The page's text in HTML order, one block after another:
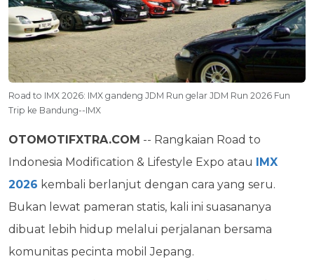
Road to IMX 2026: IMX gandeng JDM Run gelar JDM Run 2026 Fun
Trip ke Bandung--IMX
OTOMOTIFXTRA.COM -- Rangkaian Road to
Indonesia Modification & Lifestyle Expo atau
IMX
2026 kembali berlanjut dengan cara yang seru.
Bukan lewat pameran statis, kali ini suasananya
dibuat lebih hidup melalui perjalanan bersama
komunitas pecinta mobil Jepang.